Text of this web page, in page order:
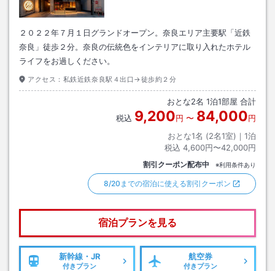
２０２２年７月１日グランドオープン。奈良エリア主要駅「近鉄
奈良」徒歩２分。奈良の伝統色をインテリアに取り入れたホテル
ライフをお過しください。
アクセス： 私鉄近鉄奈良駅４出口→徒歩約２分
おとな2名 1泊1部屋 合計
税込 9,200円 〜 84,000円
おとな1名 (2名1室)｜ 1泊
税込 4,600円〜42,000円
割引クーポン配布中 ※利用条件あり
8/20までの宿泊に使える割引クーポン
宿泊プランを見る
新幹線・JR
付きプラン
航空券
付きプラン